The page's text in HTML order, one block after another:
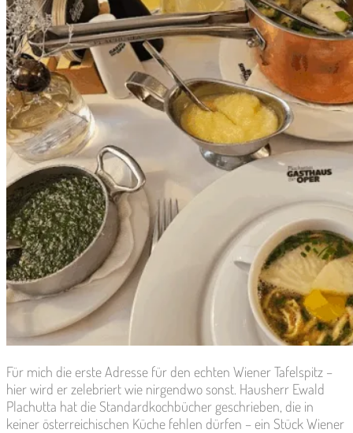
Für mich die erste Adresse für den echten Wiener Tafelspitz –
hier wird er zelebriert wie nirgendwo sonst. Hausherr Ewald
Plachutta hat die Standardkochbücher geschrieben, die in
keiner österreichischen Küche fehlen dürfen – ein Stück Wiener